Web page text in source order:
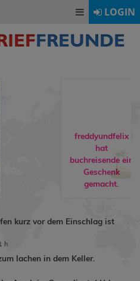
LOGIN
freddyundfelix
hat
buchreisendeein
Geschenk
gemacht.
kurz vor dem Einschlag ist
h
lachen in dem Keller.